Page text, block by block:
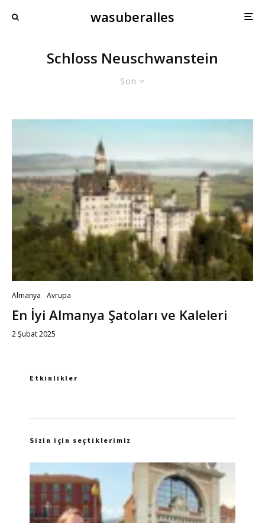
wasuberalles
Schloss Neuschwanstein
Son
Almanya Avrupa
En İyi Almanya Şatoları ve Kaleleri
2 Şubat 2025
Etkinlikler
Sizin için seçtiklerimiz